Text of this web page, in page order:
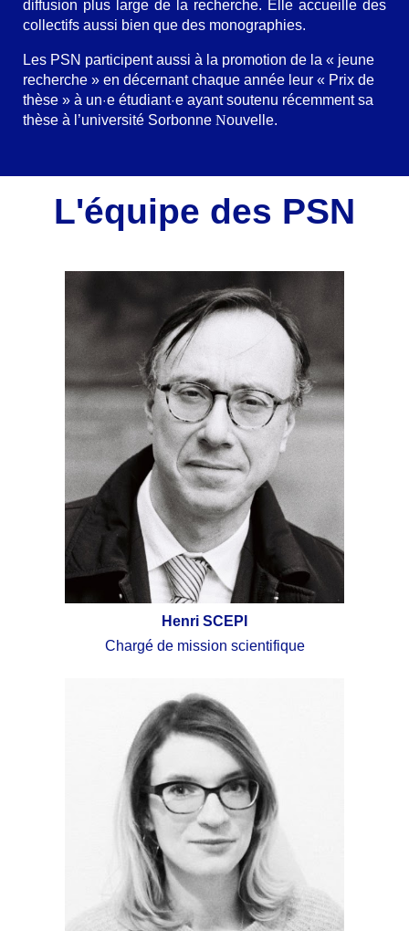
diffusion plus large de la recherche. Elle accueille des
collectifs aussi bien que des monographies.
Les PSN participent aussi à la promotion de la « jeune
recherche » en décernant chaque année leur « Prix de
thèse » à un·e étudiant·e ayant soutenu récemment sa
thèse à l’université SorbonneNouvelle.
L'équipe des PSN
Henri SCEPI
Chargé de mission scientifique